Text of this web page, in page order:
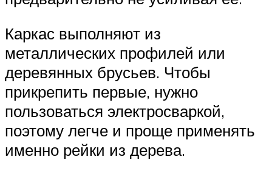
Каркас выполняют из
металлических профилей или
деревянных брусьев. Чтобы
прикрепить первые, нужно
пользоваться электросваркой,
поэтому легче и проще применять
именно рейки из дерева.